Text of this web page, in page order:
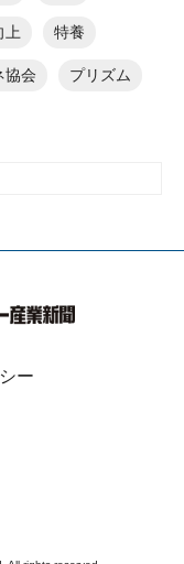
上 特養
協会 プリズム
ー